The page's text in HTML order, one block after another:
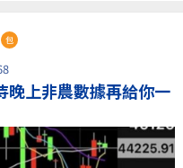
包
晚上非農數據再給你一